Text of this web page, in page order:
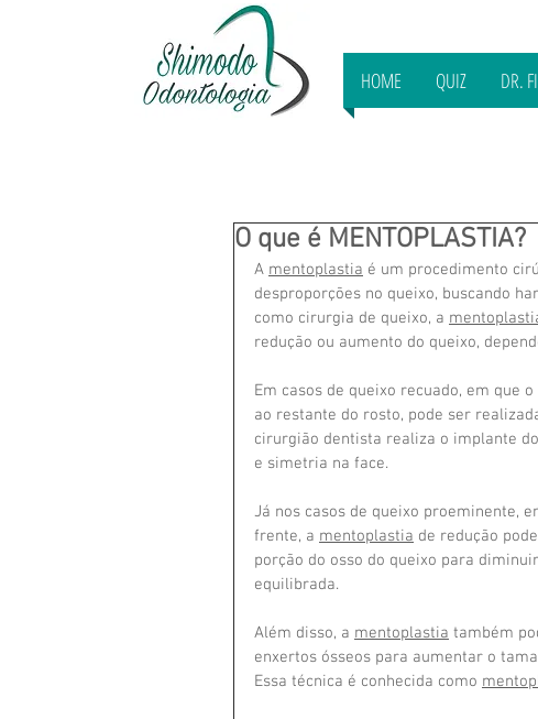
HOME QUIZ DR.
O que é MENTOPLASTIA?
A mentoplastia é um procedimento
desproporções no queixo, buscando
como cirurgia de queixo, a
redução ou aumento do queixo,
Em casos de queixo recuado, em que
ao restante do rosto, pode ser
cirurgião dentista realiza o implante
e simetria na face.
Já nos casos de queixo proeminente,
frente, a mentoplastia de redução
porção do osso do queixo para
equilibrada.
Além disso, a mentoplastia também
enxertos ósseos para aumentar o
Essa técnica é conhecida como